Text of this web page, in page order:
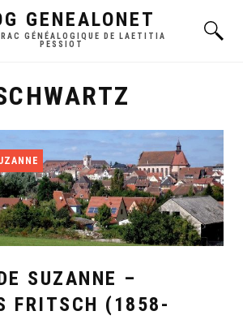
GENEALONET
GÉNÉALOGIQUE DE LAETITIA
PESSIOT
SUZANNE –
FRITSCH (1858-